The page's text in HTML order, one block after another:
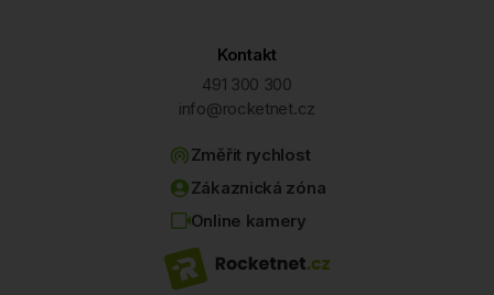
Kontakt
491 300 300
info@rocketnet.cz
Změřit rychlost
Zákaznická zóna
Online kamery